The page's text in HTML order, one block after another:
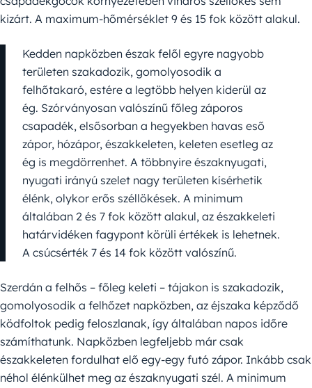
kizárt. A maximum-hőmérséklet 9 és 15 fok között alakul.
Kedden napközben észak felől egyre nagyobb
területen szakadozik, gomolyosodik a
felhőtakaró, estére a legtöbb helyen kiderül az
ég. Szórványosan valószínű főleg záporos
csapadék, elsősorban a hegyekben havas eső
zápor, hózápor, északkeleten, keleten esetleg az
ég is megdörrenhet. A többnyire északnyugati,
nyugati irányú szelet nagy területen kísérhetik
élénk, olykor erős széllökések. A minimum
általában 2 és 7 fok között alakul, az északkeleti
határvidéken fagypont körüli értékek is lehetnek.
A csúcsérték 7 és 14 fok között valószínű.
Szerdán a felhős – főleg keleti – tájakon is szakadozik,
gomolyosodik a felhőzet napközben, az éjszaka képződő
ködfoltok pedig feloszlanak, így általában napos időre
számíthatunk. Napközben legfeljebb már csak
északkeleten fordulhat elő egy-egy futó zápor. Inkább csak
néhol élénkülhet meg az északnyugati szél. A minimum